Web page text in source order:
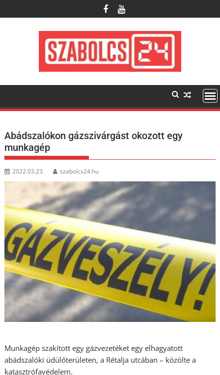
to
Abádszalókon gázszivárgást okozott egy
munkagép
2022.03.23. szabolcs24.hu
Munkagép szakított egy gázvezetéket egy elhagyatott
abádszalóki üdülőterületen, a Rétalja utcában – közölte a
katasztrófavédelem.